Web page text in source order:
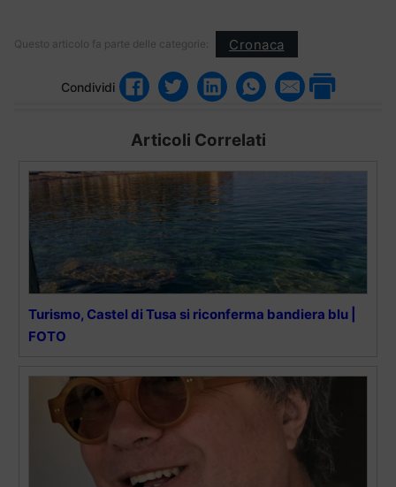
Questo articolo fa parte delle categorie: Cronaca
Condividi
Articoli Correlati
Turismo, Castel di Tusa si riconferma bandiera blu |
FOTO